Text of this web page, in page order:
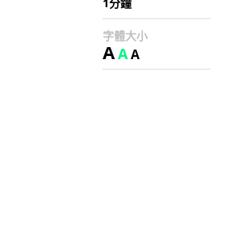
1分鐘
字體大小
AAA